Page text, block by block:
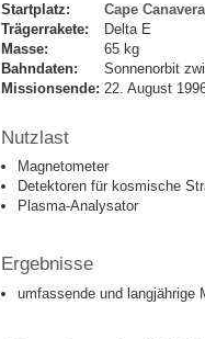
Startplatz:
Cape Canaveral
Trägerrakete:
Delta E
Masse:
65 kg
Bahndaten:
Sonnenorbit
Missionsende: 22. August
Nutzlast
Magnetometer
Detektoren für kosmische
Plasma-Analysator
Ergebnisse
umfassende und langjährige